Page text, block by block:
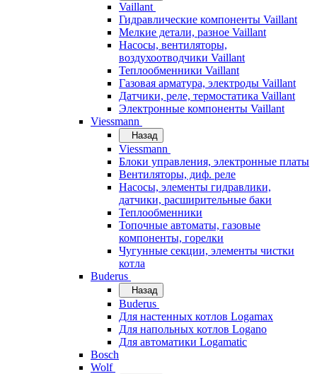
Vaillant
Гидравлические компоненты Vaillant
Мелкие детали, разное Vaillant
Насосы, вентиляторы,
воздухоотводчики Vaillant
Теплообменники Vaillant
Газовая арматура, электроды Vaillant
Датчики, реле, термостатика Vaillant
Электронные компоненты Vaillant
Viessmann
Назад
Viessmann
Блоки управления, электронные платы
Вентиляторы, диф. реле
Насосы, элементы гидравлики,
датчики, расширительные баки
Теплообменники
Топочные автоматы, газовые
компоненты, горелки
Чугунные секции, элементы чистки
котла
Buderus
Назад
Buderus
Для настенных котлов Logamax
Для напольных котлов Logano
Для автоматики Logamatic
Bosch
Wolf